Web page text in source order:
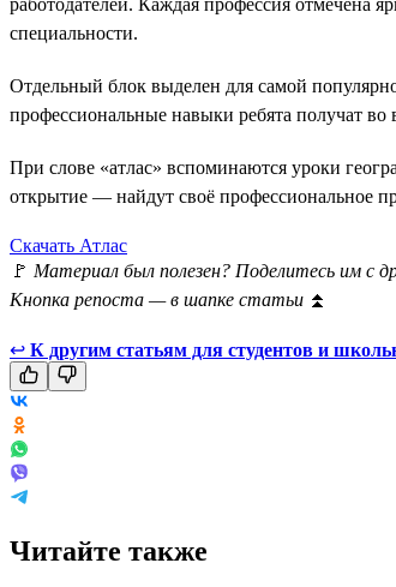
специальности.
Отдельный блок выделен для самой
профессиональные навыки ребята получат
При слове «атлас» вспоминаются уроки
открытие — найдут своё профессиональное
Скачать Атлас
🚩 Материал был полезен? Поделитесь им с
Кнопка репоста — в шапке статьи ⏫
↩ К другим статьям для студентов и
Читайте также